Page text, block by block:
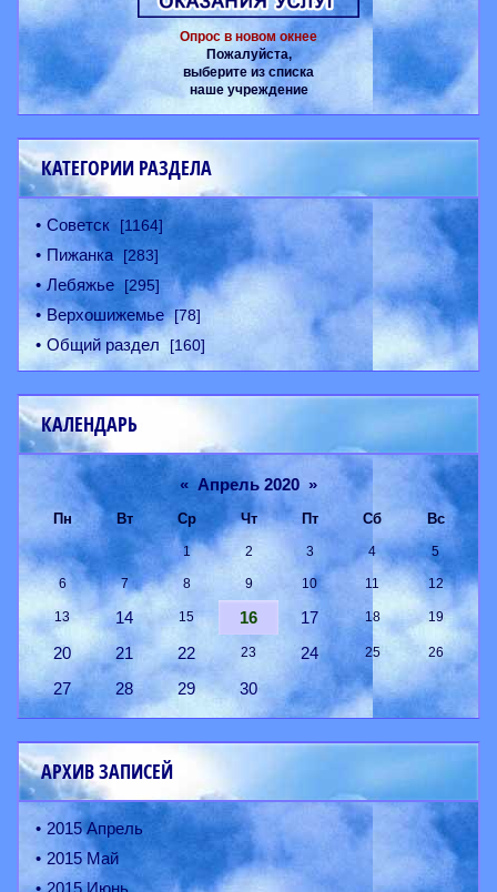
Опрос в новом окнее
Пожалуйста,
выберите из списка
наше учреждение
КАТЕГОРИИ РАЗДЕЛА
Советск [1164]
Пижанка [283]
Лебяжье [295]
Верхошижемье [78]
Общий раздел [160]
КАЛЕНДАРЬ
« Апрель 2020 »
Пн Вт Ср Чт Пт Сб Вс
1 2 3 4 5
6 7 8 9 10 11 12
13 14 15 16 17 18 19
20 21 22 23 24 25 26
27 28 29 30
АРХИВ ЗАПИСЕЙ
2015 Апрель
2015 Май